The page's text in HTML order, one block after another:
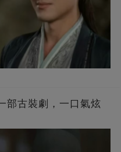
部古裝劇，一口氣炫